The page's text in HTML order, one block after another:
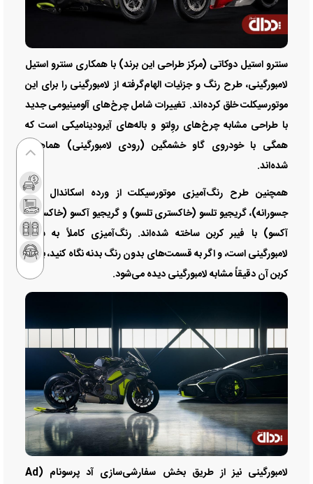
سنترو استیل دوکاتی (مرکز طراحی این برند) با همکاری سنترو استیل
لامبورگینی، طرح رنگ و جزئیات الهام‌گرفته از لامبورگینی را برای این
موتورسیکلت خلق کرده‌اند. تغییرات شامل چرخ‌های آلومینیومی جدید
با طراحی مشابه چرخ‌های روِلتو و باله‌های آیرودینامیکی است که
همگی با خودروی گاو خشمگین (رودی لامبورگینی) هماهنگ
شده‌اند.
همچنین طرح رنگ‌آمیزی موتورسیکلت از ورده اسکاندال (سبز
جسورانه)، گریجیو تلسو (خاکستری تلسو) و گریجیو آکسو (خاکستری
آکسو) با فیبر کربن ساخته شده‌اند. رنگ‌آمیزی کاملاً به سبک
لامبورگینی است، و اگر به قسمت‌های بدون رنگ بدنه نگاه کنید، بافت
کربن آن دقیقاً مشابه لامبورگینی دیده می‌شود.
لامبورگینی نیز از طریق بخش سفارشی‌سازی آد پرسونام (Ad